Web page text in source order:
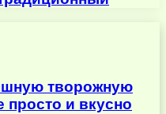
творожную
просто и вкусно